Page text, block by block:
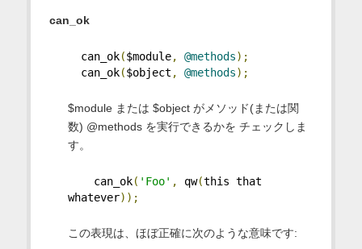
can_ok
can_ok($module, @methods);
can_ok($object , @methods);
$module または $object がメソッド(または関
数) @methods を実行できるかを チェックしま
す。
can_ok( 'Foo' , qw(this that
whatever));
この表現は、ほぼ正確に次のような意味です: